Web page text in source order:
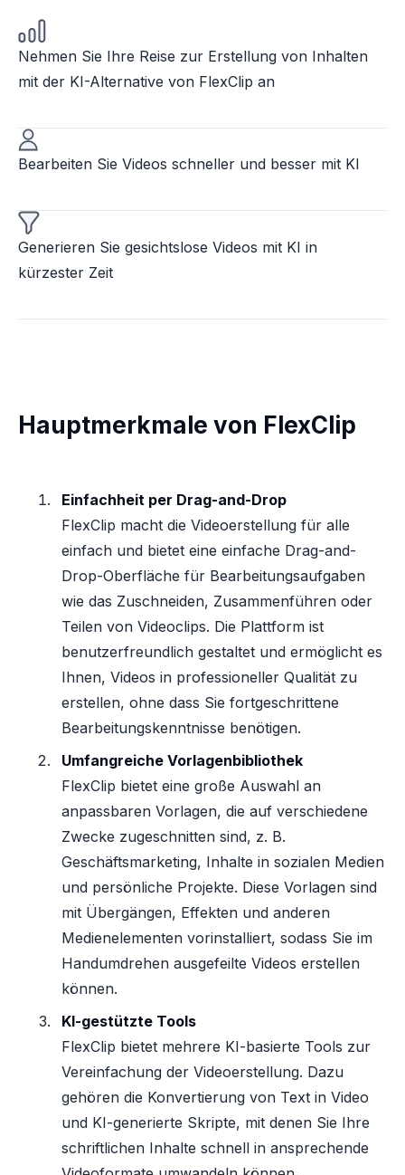
Nehmen Sie Ihre Reise zur Erstellung von Inhalten
mit der KI-Alternative von FlexClip an
Bearbeiten Sie Videos schneller und besser mit KI
Generieren Sie gesichtslose Videos mit KI in
kürzester Zeit
Hauptmerkmale von FlexClip
Einfachheit per Drag-and-Drop
FlexClip macht die Videoerstellung für alle
einfach und bietet eine einfache Drag-and-
Drop-Oberfläche für Bearbeitungsaufgaben
wie das Zuschneiden, Zusammenführen oder
Teilen von Videoclips. Die Plattform ist
benutzerfreundlich gestaltet und ermöglicht es
Ihnen, Videos in professioneller Qualität zu
erstellen, ohne dass Sie fortgeschrittene
Bearbeitungskenntnisse benötigen.
Umfangreiche Vorlagenbibliothek
FlexClip bietet eine große Auswahl an
anpassbaren Vorlagen, die auf verschiedene
Zwecke zugeschnitten sind, z. B.
Geschäftsmarketing, Inhalte in sozialen Medien
und persönliche Projekte. Diese Vorlagen sind
mit Übergängen, Effekten und anderen
Medienelementen vorinstalliert, sodass Sie im
Handumdrehen ausgefeilte Videos erstellen
können.
KI-gestützte Tools
FlexClip bietet mehrere KI-basierte Tools zur
Vereinfachung der Videoerstellung. Dazu
gehören die Konvertierung von Text in Video
und KI-generierte Skripte, mit denen Sie Ihre
schriftlichen Inhalte schnell in ansprechende